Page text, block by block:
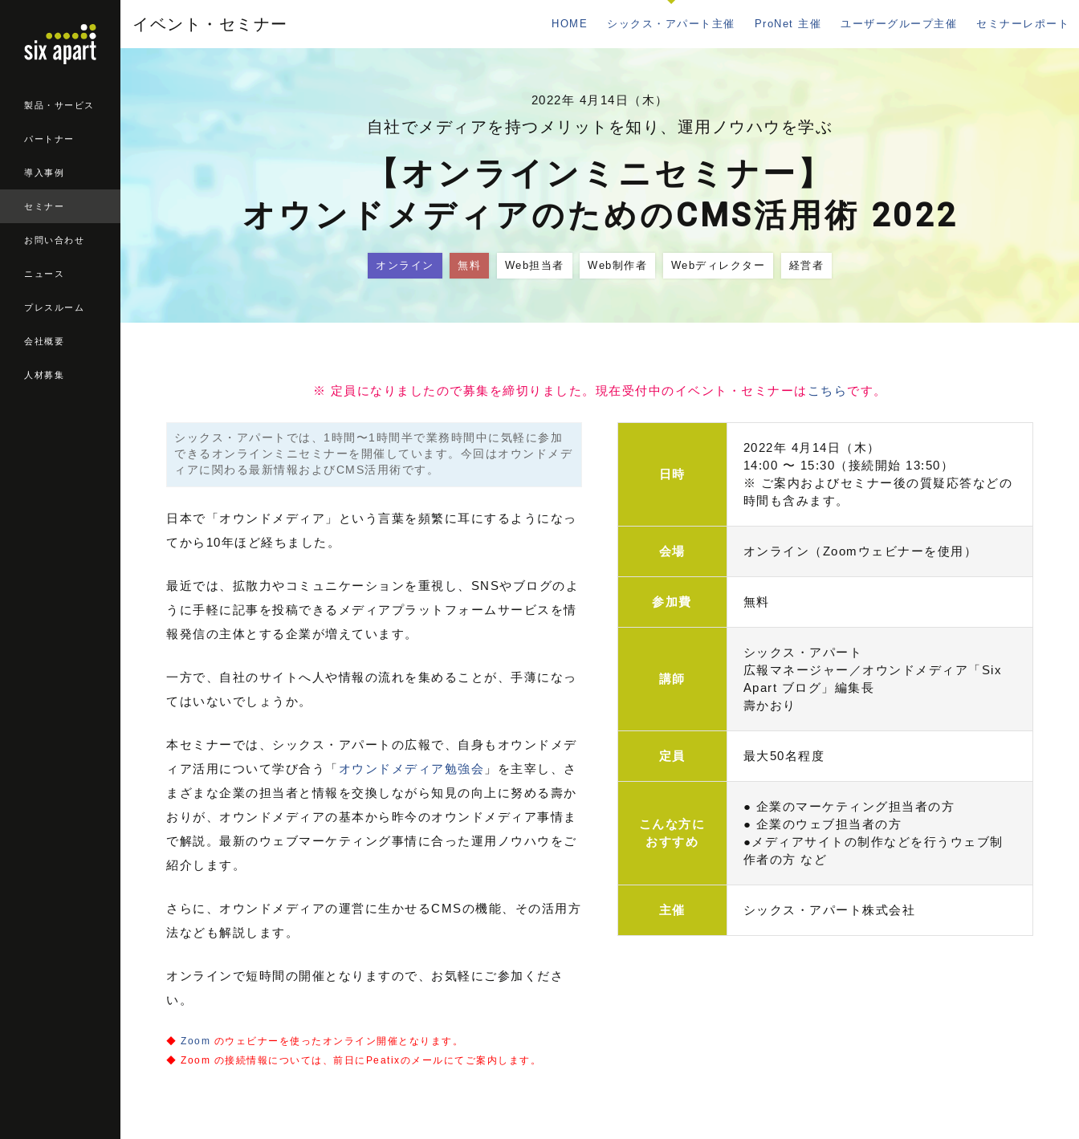
製品・サービス
パートナー
導入事例
セミナー
お問い合わせ
ニュース
プレスルーム
会社概要
人材募集
イベント・セミナー HOME シックス・アパート主催 ProNet 主催 ユーザーグループ主催 セミナーレポート
2022年 4月14日（木）
自社でメディアを持つメリットを知り、運用ノウハウを学ぶ
【オンラインミニセミナー】
オウンドメディアのためのCMS活用術 2022
オンライン 無料 Web担当者 Web制作者 Webディレクター 経営者
※ 定員になりましたので募集を締切りました。現在受付中のイベント・セミナーは こちら です。
シックス・アパートでは、1時間〜1時間半で業務時間中に気軽に参加
できるオンラインミニセミナーを開催しています。今回はオウンドメデ
ィアに関わる最新情報およびCMS活用術です。
日本で「オウンドメディア」という言葉を頻繁に耳にするようになっ
てから10年ほど経ちました。
最近では、拡散力やコミュニケーションを重視し、SNSやブログのよ
うに手軽に記事を投稿できるメディアプラットフォームサービスを情
報発信の主体とする企業が増えています。
一方で、自社のサイトへ人や情報の流れを集めることが、手薄になっ
てはいないでしょうか。
本セミナーでは、シックス・アパートの広報で、自身もオウンドメデ
ィア活用について学び合う「 オウンドメディア勉強会 」を主宰し、さ
まざまな企業の担当者と情報を交換しながら知見の向上に努める壽か
おりが、オウンドメディアの基本から昨今のオウンドメディア事情ま
で解説。最新のウェブマーケティング事情に合った運用ノウハウをご
紹介します。
さらに、オウンドメディアの運営に生かせるCMSの機能、その活用方
法なども解説します。
オンラインで短時間の開催となりますので、お気軽にご参加くださ
い。
◆ Zoom のウェビナーを使ったオンライン開催となります。
◆ Zoom の接続情報については、前日にPeatixのメールにてご案内します。
日時
2022年 4月14日（木）
14:00 〜 15:30（接続開始 13:50）
※ ご案内およびセミナー後の質疑応答などの
時間も含みます。
会場 オンライン（Zoomウェビナーを使用）
参加費 無料
講師
シックス・アパート
広報マネージャー／オウンドメディア「Six
Apart ブログ」編集長
壽かおり
定員 最大50名程度
こんな方に
おすすめ
● 企業のマーケティング担当者の方
● 企業のウェブ担当者の方
●メディアサイトの制作などを行うウェブ制
作者の方 など
主催 シックス・アパート株式会社